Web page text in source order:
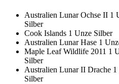
Australien Lunar Ochse II 1
Silber
Cook Islands 1 Unze Silber
Australien Lunar Hase 1
Maple Leaf Wildlife 2011 1
Silber
Australien Lunar II Drache 1
Silber